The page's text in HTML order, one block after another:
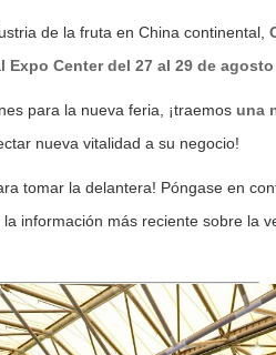
de la fruta en China continental,
Center del 27 al 29 de agosto
para la nueva feria, ¡traemos una
nueva vitalidad a su negocio!
tomar la delantera! Póngase en
información más reciente sobre la